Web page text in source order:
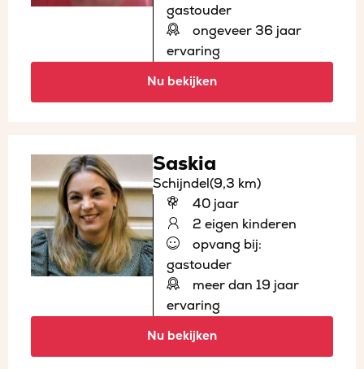
gastouder
ongeveer 36 jaar
ervaring
Nu bekijken
Saskia
Schijndel(9,3 km)
40 jaar
2 eigen kinderen
opvang bij:
gastouder
meer dan 19 jaar
ervaring
Nu bekijken